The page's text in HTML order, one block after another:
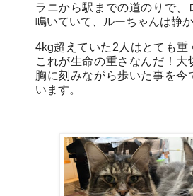
ラニから駅までの道のりで、
鳴いていて、ルーちゃんは静
4kg超えていた2人はとても重
これが生命の重さなんだ！大
胸に刻みながら歩いた事を今
います。